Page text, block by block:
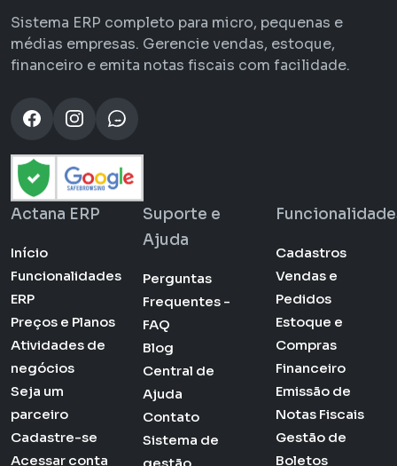
Sistema ERP completo para micro, pequenas e
médias empresas. Gerencie vendas, estoque,
financeiro e emita notas fiscais com facilidade.
Actana ERP
Início
Funcionalidades
ERP
Preços e Planos
Atividades de
negócios
Seja um
parceiro
Cadastre-se
Acessar conta
Suporte e
Ajuda
Perguntas
Frequentes -
FAQ
Blog
Central de
Ajuda
Contato
Sistema de
Cadastros
Vendas e
Pedidos
Estoque e
Compras
Financeiro
Emissão de
Notas Fiscais
Gestão de
Boletos